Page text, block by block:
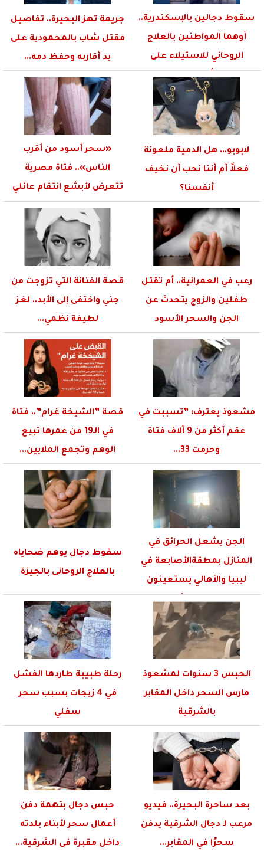
سقوط دجالين بالإسكندرية..
أوهما المواطنين بالعلاج
الروحاني للاستيلاء على
أموالهم
جريمة تهز البحيرة.. تفاصيل
مقتل شاب بالمحمودية على
يد أقاربه وحفظ دمه...
لابوبو... هل الدمية ملعونة
فعلاً أم أننا نحب أن نخيف
أنفسنا؟
«سحر أسود من أقرب
الناس».. فتاة مصرية
تتعرض لأبشع انتقام عائلي
رعب في العمرانية.. أم تقتل
طفلين والزوج يتحدث عن
الجن والسحر الأسود
قصة الفنانة التي تزوجت من
جني واختفى إلى الأبد.. لغز
لطيفة نظمي...
مشعوذ يعترف: ”تسببت في
عقم أكثر من 9 آلاف فتاة
وحرمت 33...
قصة ”الشيخة غرام”.. فتاة
في الـ19 من عمرها تبيع
الوهم وتجمع الملايين...
الجن يشعل الحرائق في
المنازل بمطقةالأصابعة في
ليبيا والأهالي يستعينون
بالرقاة والمشايخ!
سقوط دجال يوهم ضحاياه
بالعلاج الروحانى بالجيزة
الحبس 3 سنوات لمشعوذ
مارس السحر داخل المقابر
بالشرقية
رحلة طبيبة طاردها الفشل
في 4 زيجات بسبب سحر
سفلي
بعد ساحرة البحيرة.. فيديو
مرعب لـ دجال الشرقية يدفن
سحرًا في المقابر...
حبس دجال بتهمة دفن
أعمال سحر لأبناء بلدته
داخل مقبرة فى الشرقية...